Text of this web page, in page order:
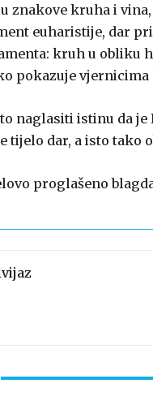
znakove kruha i
euharistije, dar
kruh u obliku
pokazuje vjernicima
naglasiti istinu da je
tijelo dar, a isto tako
proglašeno